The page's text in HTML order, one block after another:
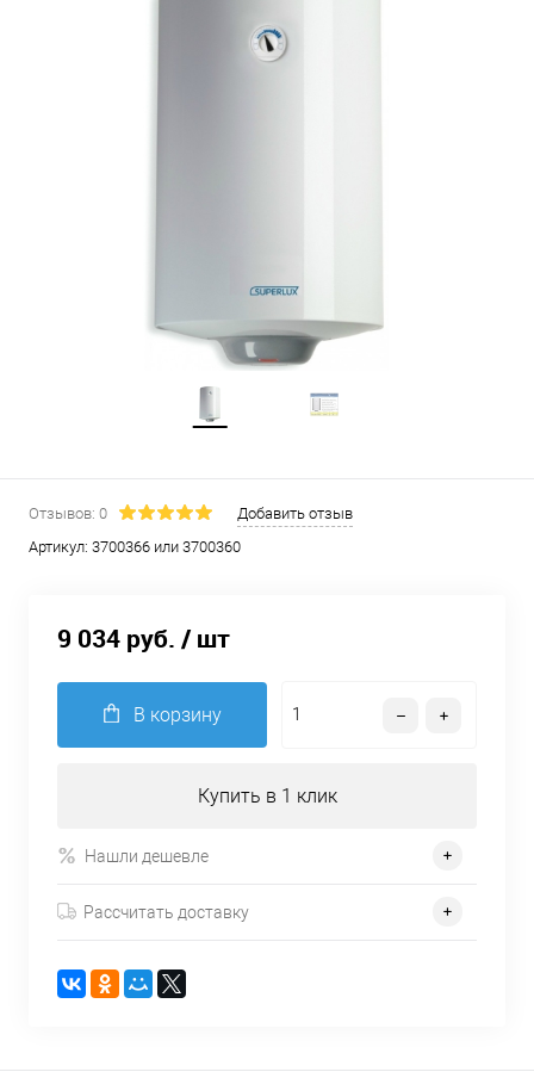
Отзывов: 0
Добавить отзыв
Артикул: 3700366 или 3700360
9 034 руб. / шт
В корзину
Купить в 1 клик
Нашли дешевле
Рассчитать доставку